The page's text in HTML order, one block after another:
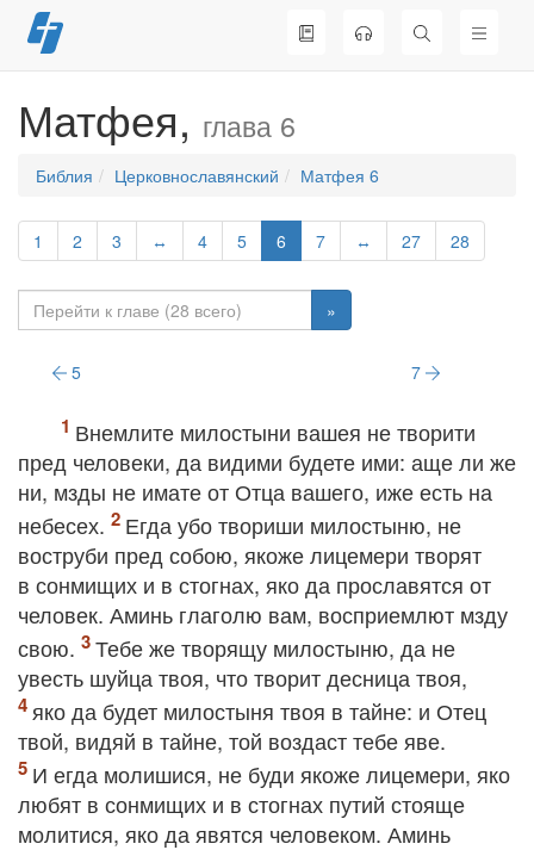
Перейти
к
Матфея, глава 6
Библия Церковнославянский Матфея 6
1 2 3 ↔ 4 5 6 7 ↔ 27 28
»
5 7
Внемлите милостыни вашея не творити
пред человеки, да видими будете ими: аще ли же
ни, мзды не имате от Отца вашего, иже есть на
небесех.
Егда убо твориши милостыню, не
воструби пред собою, якоже лицемери творят
в сонмищих и в стогнах, яко да прославятся от
человек. Аминь глаголю вам, восприемлют мзду
свою.
Тебе же творящу милостыню, да не
увесть шуйца твоя, что творит десница твоя,
яко да будет милостыня твоя в тайне: и Отец
твой, видяй в тайне, той воздаст тебе яве.
И егда молишися, не буди якоже лицемери, яко
любят в сонмищих и в стогнах путий стояще
молитися, яко да явятся человеком. Аминь